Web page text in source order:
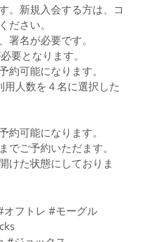
。新規入会する方は、コ
ださい。
署名が必要です。
要となります。
約可能になります。
人数を４名に選択した
約可能になります。
でご予約いただます。
けた状態にしておりま
フトレ #モーグル